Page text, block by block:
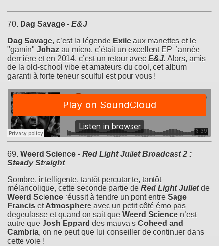
70. Dag Savage - E&J
Dag Savage, c’est la légende Exile aux manettes et le
"gamin" Johaz au micro, c’était un excellent EP l’année
dernière et en 2014, c’est un retour avec E&J. Alors, amis
de la old-school vibe et amateurs du cool, cet album
garanti à forte teneur soulful est pour vous !
69. Weerd Science - Red Light Juliet Broadcast 2 :
Steady Straight
Sombre, intelligente, tantôt percutante, tantôt
mélancolique, cette seconde partie de Red Light Juliet de
Weerd Science réussit à tendre un pont entre Sage
Francis et Atmosphere avec un petit côté émo pas
degeulasse et quand on sait que Weerd Science n’est
autre que Josh Eppard des mauvais Coheed and
Cambria, on ne peut que lui conseiller de continuer dans
cette voie !